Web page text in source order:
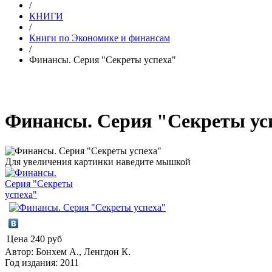
/
КНИГИ
/
Книги по Экономике и финансам
/
Финансы. Серия "Секреты успеха"
Финансы. Серия "Секреты
Для увеличения картинки наведите мышкой
Цена 240 руб
Автор: Бонхем А., Ленгдон К.
Год издания: 2011